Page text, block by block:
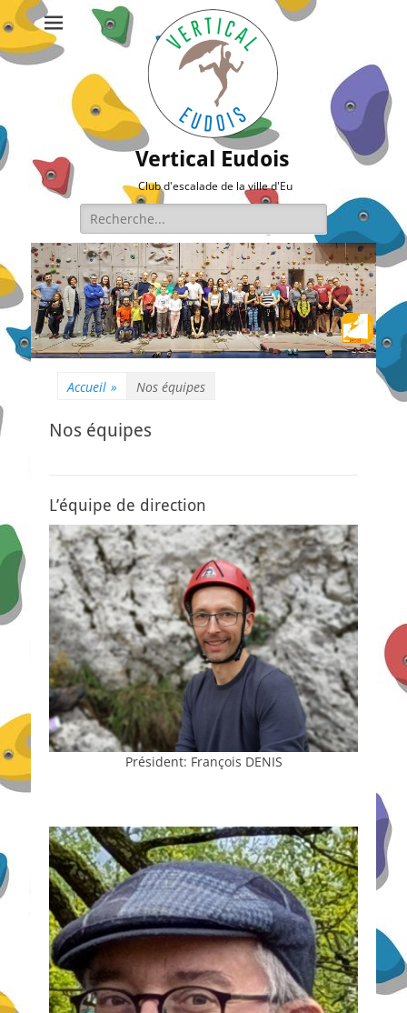
Vertical Eudois
Club d'escalade de la ville d'Eu
Rechercher :
Accueil » Nos équipes
Nos équipes
L’équipe de direction
Président: François DENIS